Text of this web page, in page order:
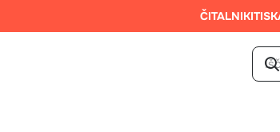
ČITALNIKI